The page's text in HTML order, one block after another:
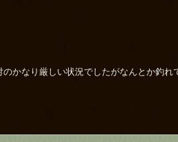
かなり厳しい状況でしたがなんとか釣れ